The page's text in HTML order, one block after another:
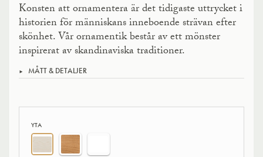
Konsten att ornamentera är det tidigaste uttrycket i
historien för människans inneboende strävan efter
skönhet. Vår ornamentik består av ett mönster
inspirerat av skandinaviska traditioner.
MÅTT & DETALJER
YTA